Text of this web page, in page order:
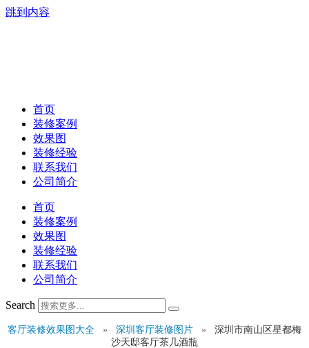
跳到内容
首页
装修案例
效果图
装修经验
联系我们
公司简介
首页
装修案例
效果图
装修经验
联系我们
公司简介
Search
客厅装修效果图大全 » 深圳客厅装修图片 »
深圳市南山区星都梅
沙天邸客厅茶几酒瓶